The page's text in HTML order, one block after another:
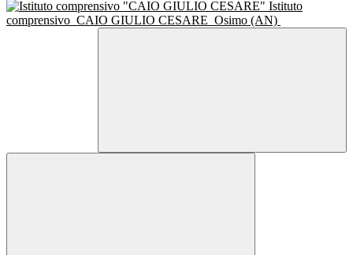
Istituto
comprensivo CAIO GIULIO CESARE Osimo (AN)